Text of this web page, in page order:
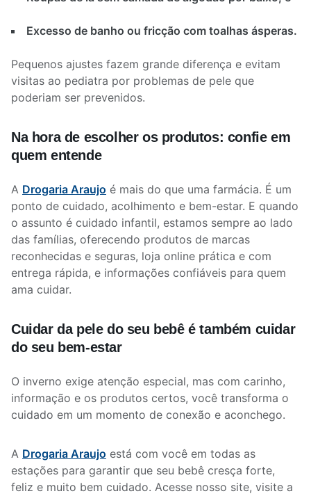
Excesso de banho ou fricção com toalhas ásperas.
Pequenos ajustes fazem grande diferença e evitam
visitas ao pediatra por problemas de pele que
poderiam ser prevenidos.
Na hora de escolher os produtos: confie em
quem entende
A Drogaria Araujo é mais do que uma farmácia. É um
ponto de cuidado, acolhimento e bem-estar. E quando
o assunto é cuidado infantil, estamos sempre ao lado
das famílias, oferecendo produtos de marcas
reconhecidas e seguras, loja online prática e com
entrega rápida, e informações confiáveis para quem
ama cuidar.
Cuidar da pele do seu bebê é também cuidar
do seu bem-estar
O inverno exige atenção especial, mas com carinho,
informação e os produtos certos, você transforma o
cuidado em um momento de conexão e aconchego.
A Drogaria Araujo está com você em todas as
estações para garantir que seu bebê cresça forte,
feliz e muito bem cuidado. Acesse nosso site, visite a